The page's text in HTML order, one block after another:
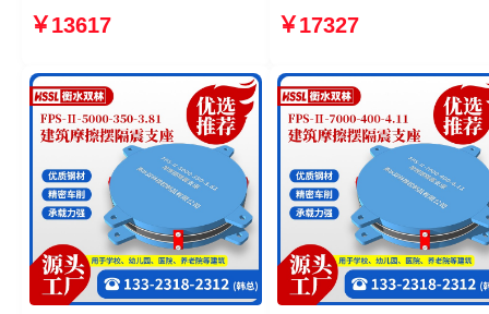
格 摩擦摆隔震支座FPSII-
￥13617
支座生产厂家 摩擦隔震支
￥17327